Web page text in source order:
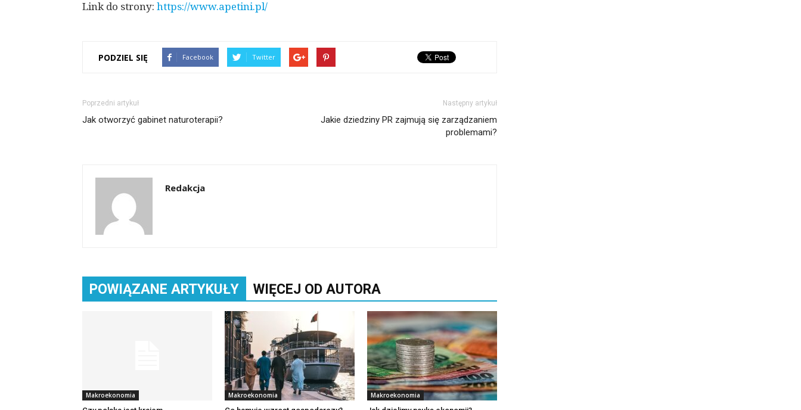
Link do strony: https://www.apetini.pl/
PODZIEL SIĘ Facebook Twitter
Poprzedni artykuł
Jak otworzyć gabinet naturoterapii?
Następny artykuł
Jakie dziedziny PR zajmują się zarządzaniem
problemami?
Redakcja
POWIĄZANE ARTYKUŁY WIĘCEJ OD AUTORA
Makroekonomia Makroekonomia Makroekonomia